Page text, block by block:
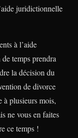
juridictionnelle
à l’aide
temps prendra
la décision du
de divorce
à plusieurs mois,
ne vous en faites
ce temps !